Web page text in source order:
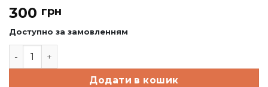
300 грн
Доступно за замовленням
Саджанець абрикоса, сорт Червонощокий кількість
Додати в кошик